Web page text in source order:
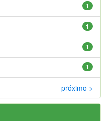
1
1
1
1
próximo >